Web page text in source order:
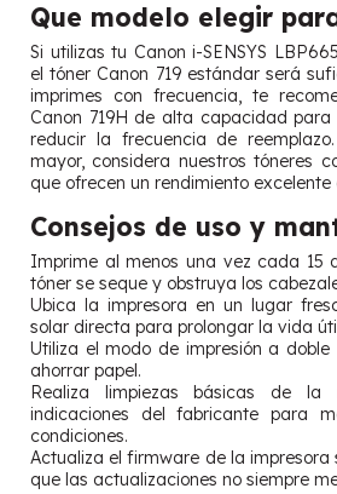
Que modelo elegir
Si utilizas tu Canon i-SENSYS
el tóner Canon 719 estándar será
imprimes con frecuencia, te
Canon 719H de alta capacidad
reducir la frecuencia de
mayor, considera nuestros tóneres
que ofrecen un rendimiento excelente
Consejos de uso y
Imprime al menos una vez cada 15
tóner se seque y obstruya los
Ubica la impresora en un lugar
solar directa para prolongar la vida
Utiliza el modo de impresión a
ahorrar papel.
Realiza limpiezas básicas de la
indicaciones del fabricante para
condiciones.
Actualiza el firmware de la impresora
que las actualizaciones no siempre